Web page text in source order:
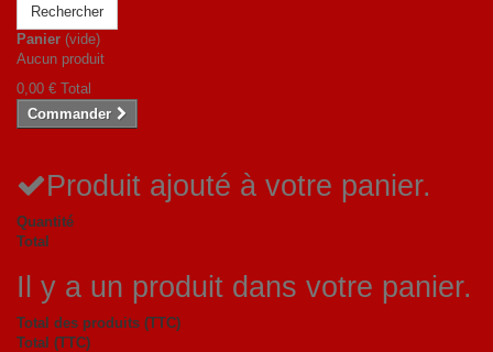
Rechercher
Panier (vide)
Aucun produit
0,00 € Total
Commander
Produit ajouté à votre panier.
Quantité
Total
Il y a un produit dans votre panier.
Total des produits (TTC)
Total (TTC)